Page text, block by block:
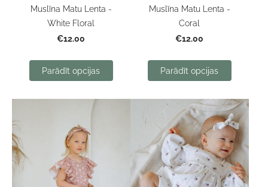
Muslīna Matu Lenta -
White Floral
€12.00
Parādīt opcijas
Muslīna Matu Lenta -
Coral
€12.00
Parādīt opcijas